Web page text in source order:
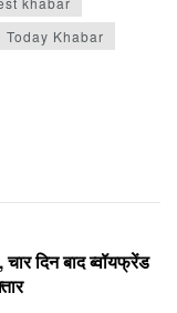
Today Khabar
दिन बाद ब्वॉयफ्रेंड